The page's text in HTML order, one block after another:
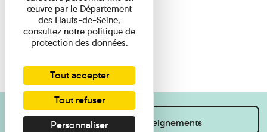
Je souhaite des renseignements
œuvre par le Département
des Hauts-de-Seine,
consultez notre politique de
protection des données.
Tout accepter
Tout refuser
Personnaliser